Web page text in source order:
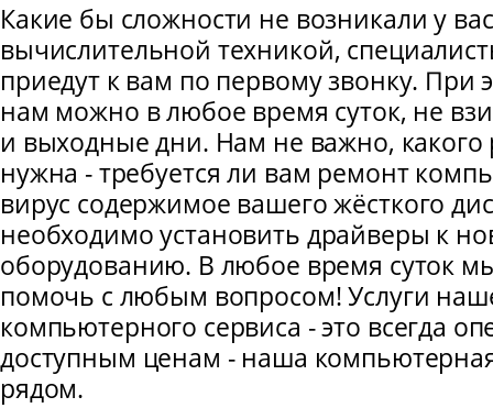
Какие бы сложности не возникали у
вычислительной техникой,
приедут к вам по первому звонку. При
нам можно в любое время суток, не
и выходные дни. Нам не важно,
нужна - требуется ли вам ремонт
вирус содержимое вашего жёсткого
необходимо установить драйверы к
оборудованию. В любое время суток
помочь с любым вопросом! Услуги
компьютерного сервиса - это всегда
доступным ценам - наша
рядом.